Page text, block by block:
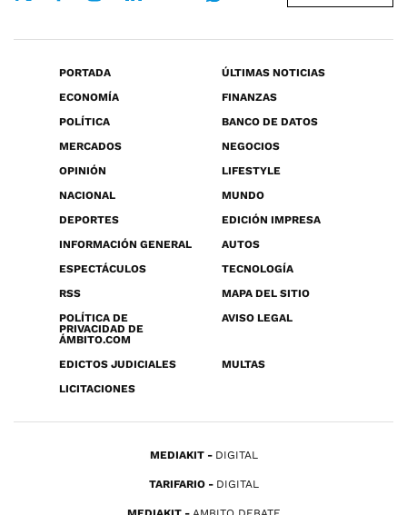
PORTADA
ÚLTIMAS NOTICIAS
ECONOMÍA
FINANZAS
POLÍTICA
BANCO DE DATOS
MERCADOS
NEGOCIOS
OPINIÓN
LIFESTYLE
NACIONAL
MUNDO
DEPORTES
EDICIÓN IMPRESA
INFORMACIÓN GENERAL
AUTOS
ESPECTÁCULOS
TECNOLOGÍA
RSS
MAPA DEL SITIO
POLÍTICA DE
PRIVACIDAD DE
ÁMBITO.COM
AVISO LEGAL
EDICTOS JUDICIALES
MULTAS
LICITACIONES
MEDIAKIT DIGITAL
TARIFARIO DIGITAL